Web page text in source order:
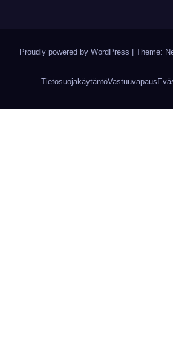
Proudly powered by WordPress Theme:
TietosuojakäytäntöVastuuvapaus